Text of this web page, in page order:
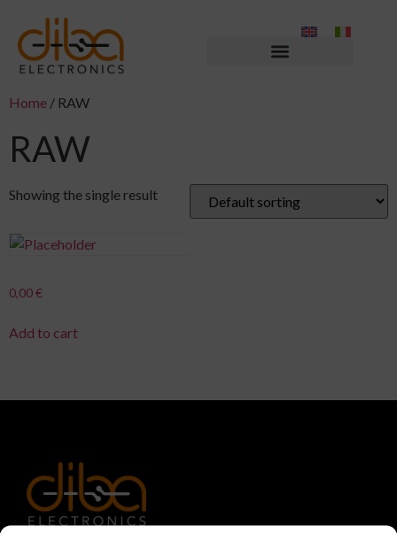
Home / RAW
RAW
Showing the single result
0,00€
Add to cart